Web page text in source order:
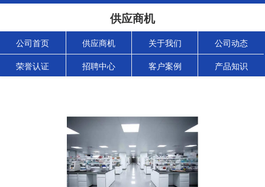
供应商机
公司首页 供应商机 关于我们 公司动态
荣誉认证 招聘中心 客户案例 产品知识